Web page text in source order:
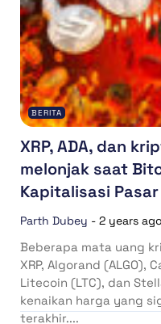
BERITA
XRP, ADA, dan
melonjak saat
Kapitalisasi
Parth Dubey - 2 years ago
Beberapa mata uang
XRP, Algorand (ALGO),
Litecoin (LTC), dan
kenaikan harga yang
terakhir....